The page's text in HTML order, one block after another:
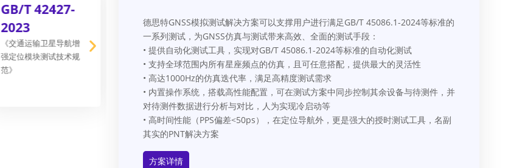
GB/T 42427-
2023
《交通运输卫星导航增
强定位模块测试技术规
范》
德思特GNSS模拟测试解决方案可以支撑用户进行满足GB/T 45086.1-2024等标准的
一系列测试，为GNSS仿真与测试带来高效、全面的测试手段：
• 提供自动化测试工具，实现对GB/T 45086.1-2024等标准的自动化测试
• 支持全球范围内所有星座频点的仿真，且可任意搭配，提供最大的灵活性
• 高达1000Hz的仿真迭代率，满足高精度测试需求
• 内置操作系统，搭载高性能配置，可在测试方案中同步控制其余设备与待测件，并
对待测件数据进行分析与对比，人为实现冷启动等
• 高时间性能（PPS偏差<50ps），在定位导航外，更是强大的授时测试工具，名副
其实的PNT解决方案
方案详情